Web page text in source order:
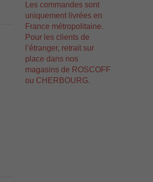
Les commandes sont
uniquement livrées en
France métropolitaine.
Pour les clients de
l’étranger, retrait sur
place dans nos
magasins de ROSCOFF
ou CHERBOURG.